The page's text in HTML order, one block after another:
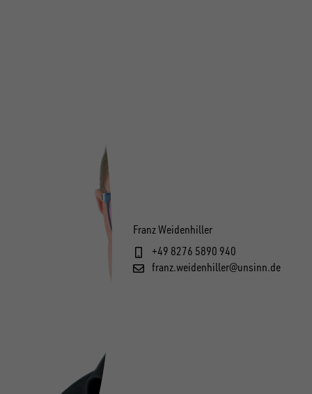
Franz Weidenhiller
+49 8276 5890 940
franz.weidenhiller@unsinn.de